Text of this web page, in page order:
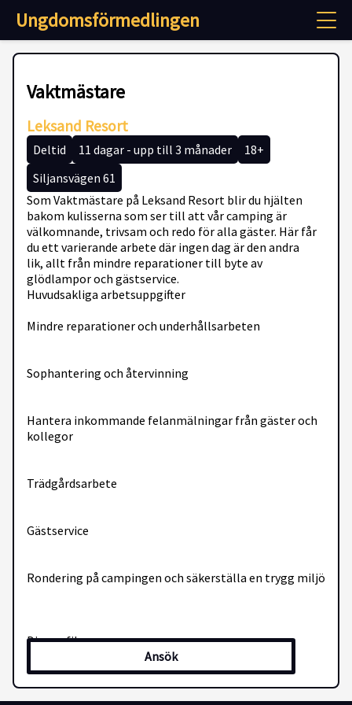
Ungdomsförmedlingen
Vaktmästare
Leksand Resort
Deltid 11 dagar - upp till 3 månader
18+
Siljansvägen 61
Som Vaktmästare på Leksand Resort blir du hjälten
bakom kulisserna som ser till att vår camping är
välkomnande, trivsam och redo för alla gäster. Här får
du ett varierande arbete där ingen dag är den andra
lik, allt från mindre reparationer till byte av
glödlampor och gästservice.
Huvudsakliga arbetsuppgifter
Mindre reparationer och underhållsarbeten
Sophantering och återvinning
Hantera inkommande felanmälningar från gäster och
kollegor
Trädgårdsarbete
Gästservice
Rondering på campingen och säkerställa en trygg miljö
Din profil
Vi söker dig som trivs med variation och gillar att ta
ansvar för att saker fungerar. Du är praktiskt lagd,
problemlösande och tycker om att hålla ordning och
Ansök